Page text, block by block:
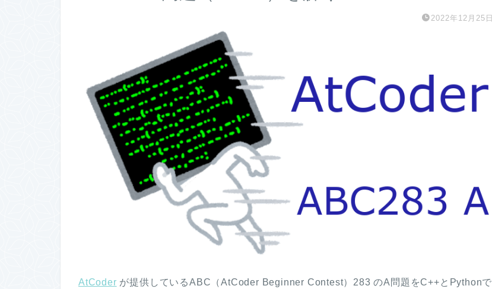
2022年12月25日
AtCoder が提供しているABC（AtCoder Beginner Contest）283 のA問題をC++とPythonで